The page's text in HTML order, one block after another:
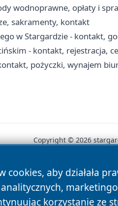
wodnoprawne, opłaty i
sakramenty, kontakt
w Stargardzie - kontakt,
- kontakt, rejestracja,
pożyczki, wynajem
cookies, aby działała
korzystanie ze
Copyright © 2026
News Autorzy